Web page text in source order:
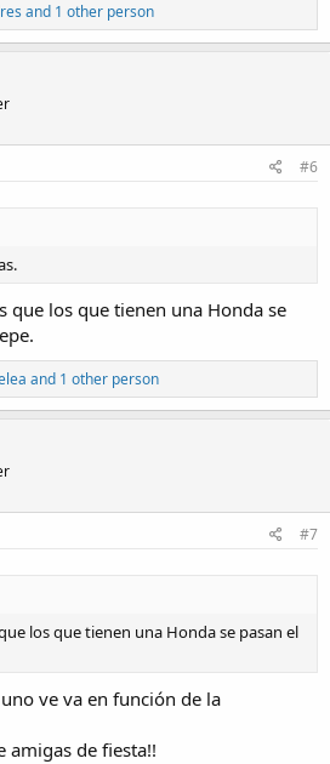
and 1 other person
#6
que los que tienen una Honda se
and 1 other person
#7
los que tienen una Honda se pasan el
ve va en función de la
amigas de fiesta!!